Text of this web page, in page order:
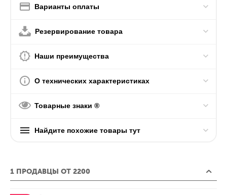
Варианты оплаты
Резервирование товара
Наши преимущества
О технических характеристиках
Товарные знаки ®
Найдите похожие товары тут
1 ПРОДАВЦЫ ОТ 2200